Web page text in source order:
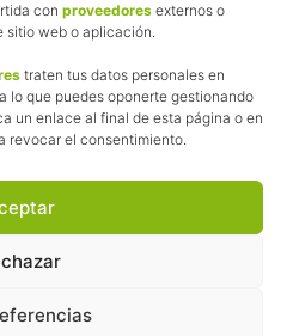
con proveedores externos o
sitio web o aplicación.
traten tus datos personales en
lo que puedes oponerte gestionando
un enlace al final de esta página o en
revocar el consentimiento.
utiliza programas de afiliación.
pongo enlaces a tiendas
que realizas, me llevo
más dinero.
seguir manteniendo esta web,
las marchas para después
y tiendas que he probado